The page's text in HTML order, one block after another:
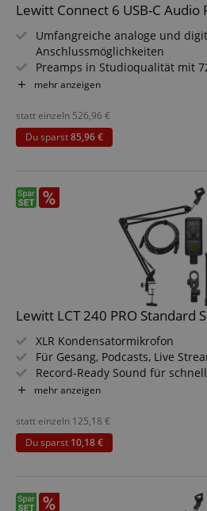
Lewitt Connect 6 USB-C
Umfangreiche analoge und
Anschlussmöglichkeiten
Preamps in Studioqualität mit
EIN
Auto Setup für Stimme,
Latenzfreie DSP-Effekte inkludiert
Für Windows, Mac, iPhone,
Sparset inklusive Mikrofon,
mehr anzeigen
statt einzeln 526,96 €
Du sparst85,96 €
Lewitt LCT 240 PRO Standard
XLR Kondensatormikrofon
Für Gesang, Podcasts, Live
Record-Ready Sound für
Nierencharakteristik
Inklusive Mikrofonhalterung,
Transporttasche
Sparset inklusive Mikrofonarm
mehr anzeigen
statt einzeln 125,18 €
Du sparst 10,18 €